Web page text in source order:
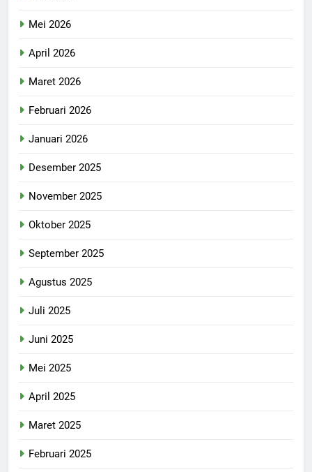
Mei 2026
April 2026
Maret 2026
Februari 2026
Januari 2026
Desember 2025
November 2025
Oktober 2025
September 2025
Agustus 2025
Juli 2025
Juni 2025
Mei 2025
April 2025
Maret 2025
Februari 2025